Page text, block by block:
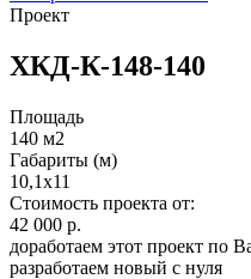
Проект
ХКД-К-148-140
Площадь
140 м2
Габариты (м)
10,1x11
Стоимость проекта от:
42 000 р.
доработаем этот проект по
разработаем новый с нуля